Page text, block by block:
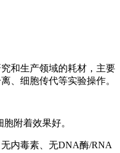
和生产领域的耗材，主要
、细胞传代等实验操作。
附着效果好。
内毒素、无DNA酶/RNA